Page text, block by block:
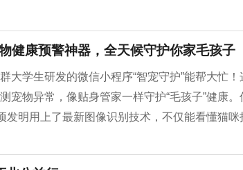
健康预警神器，全天候守护你家毛孩子
大学生研发的微信小程序“智宠守护”能帮大忙
宠物异常，像贴身管家一样守护“毛孩子”健康
发明用上了最新图像识别技术，不仅能看懂猫